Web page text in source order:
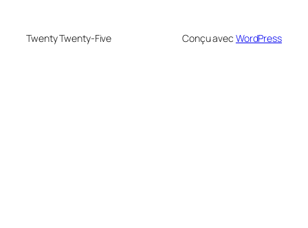
Twenty Twenty-Five Conçu avec WordPress